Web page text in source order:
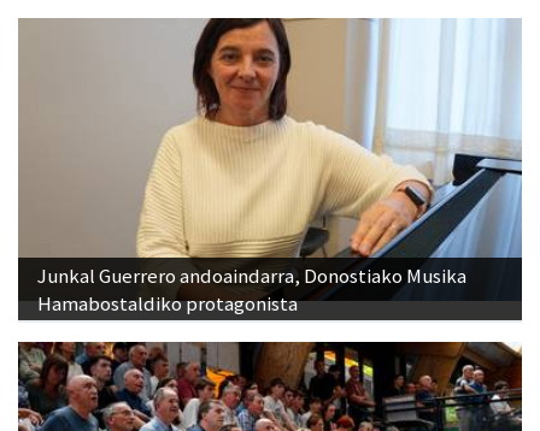
Junkal Guerrero andoaindarra, Donostiako Musika
Hamabostaldiko protagonista